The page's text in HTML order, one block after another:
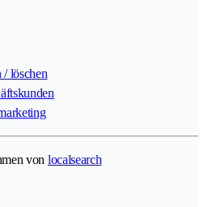
/ löschen
von localsearch